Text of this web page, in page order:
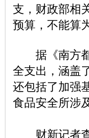
支，财政部相
预算，不能算
据 《南方
全支出，涵盖
还包括了加强
食品安全所涉
财新记者查